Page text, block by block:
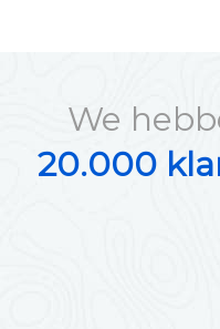
We
20.000